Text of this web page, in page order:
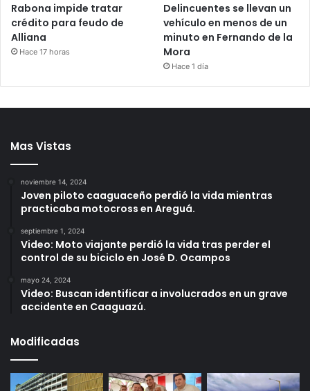
Rabona impide tratar
crédito para feudo de
Alliana
Hace 17 horas
Delincuentes se llevan un
vehículo en menos de un
minuto en Fernando de la
Mora
Hace 1 día
Mas Vistas
noviembre 14, 2024
Joven piloto caaguaceño perdió la vida mientras
practicaba motocross en Areguá.
septiembre 1, 2024
Video: Moto viajante perdió la vida tras perder el
control de su biciclo en José D. Ocampos
mayo 24, 2024
Video: Buscan identificar a involucrados en un grave
accidente en Caaguazú.
Modificadas